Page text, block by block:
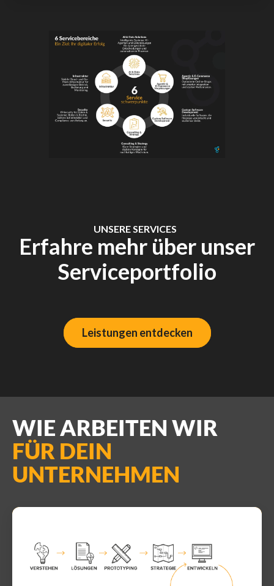
UNSERE SERVICES
Erfahre mehr über unser
Serviceportfolio
Leistungen entdecken
WIE ARBEITEN WIR
FÜR DEIN
UNTERNEHMEN